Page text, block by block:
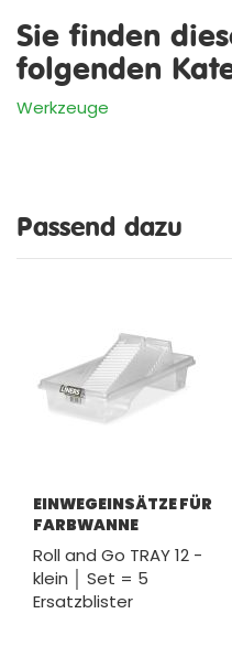
Sie finden
folgenden
Werkzeuge
Passend dazu
EINWEGEINSÄTZE FÜR
FARBWANNE
Roll and Go TRAY 12 -
klein │ Set = 5
Ersatzblister